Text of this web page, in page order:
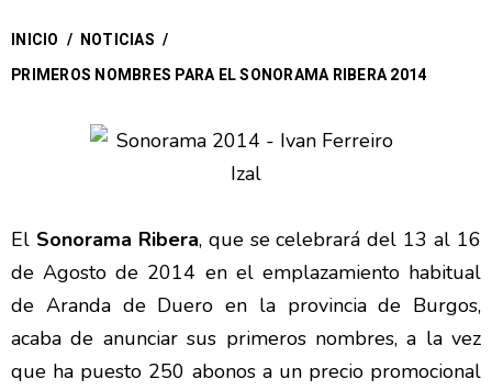
INICIO / NOTICIAS /
PRIMEROS NOMBRES PARA EL SONORAMA RIBERA 2014
El Sonorama Ribera, que se celebrará del 13 al 16
de Agosto de 2014 en el emplazamiento habitual
de Aranda de Duero en la provincia de Burgos,
acaba de anunciar sus primeros nombres, a la vez
que ha puesto 250 abonos a un precio promocional